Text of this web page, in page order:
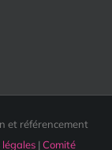
référencement
|Comité